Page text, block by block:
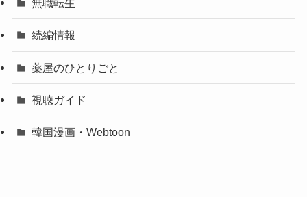
無職転生
続編情報
薬屋のひとりごと
視聴ガイド
韓国漫画・Webtoon